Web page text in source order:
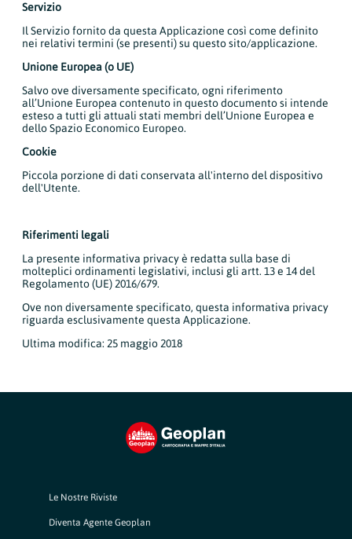
Servizio
Il Servizio fornito da questa Applicazione così come definito
nei relativi termini (se presenti) su questo sito/applicazione.
Unione Europea (o UE)
Salvo ove diversamente specificato, ogni riferimento
all’Unione Europea contenuto in questo documento si intende
esteso a tutti gli attuali stati membri dell’Unione Europea e
dello Spazio Economico Europeo.
Cookie
Piccola porzione di dati conservata all'interno del dispositivo
dell'Utente.
Riferimenti legali
La presente informativa privacy è redatta sulla base di
molteplici ordinamenti legislativi, inclusi gli artt. 13 e 14 del
Regolamento (UE) 2016/679.
Ove non diversamente specificato, questa informativa privacy
riguarda esclusivamente questa Applicazione.
Ultima modifica: 25 maggio 2018
Le Nostre Riviste
Diventa Agente Geoplan